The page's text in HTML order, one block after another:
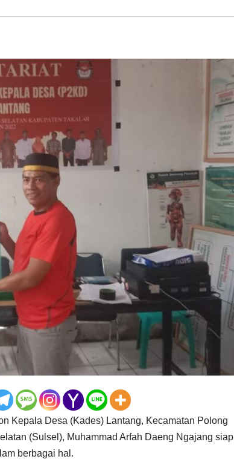
Kepala Desa (Kades) Lantang, Kecamatan Polong
(Sulsel), Muhammad Arfah Daeng Ngajang siap
berbagai hal.